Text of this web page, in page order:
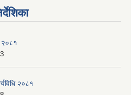
२०८१
२०८१